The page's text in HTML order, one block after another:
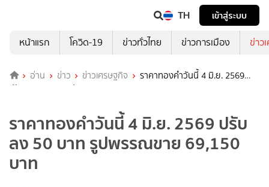
TH
เข้าสู่ระบบ
หน้าแรก
โควิด-19 ข่าวทั่วไทย ข่าวการเมือง ข่าว
อ่าน ข่าว ข่าวเศรษฐกิจ
ราคาทองคำวันนี้ 4 มิ.ย. 2569
ปรับลง 50 บาท รูปพรรณขาย 69,150 บาท
ราคาทองคำวันนี้ 4 มิ.ย. 2569 ปรับ
ลง 50 บาท รูปพรรณขาย 69,150
บาท